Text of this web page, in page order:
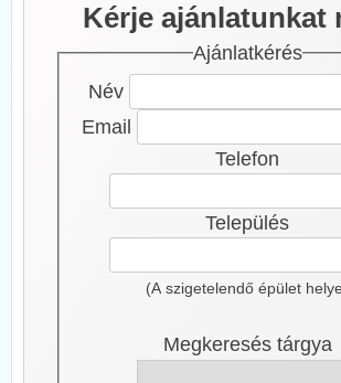
Kérje ajánlatunkat
Ajánlatkérés
Név
Email
Telefon
Település
(A szigetelendő épület
Megkeresés tárgya